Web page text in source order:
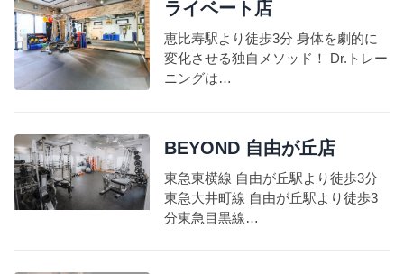
ライベート店
恵比寿駅より徒歩3分 身体を劇的に
変化させる独自メソッド！ Dr.トレー
ニングは…
BEYOND 自由が丘店
東急東横線 自由が丘駅より徒歩3分
東急大井町線 自由が丘駅より徒歩3
分東急目黒線…